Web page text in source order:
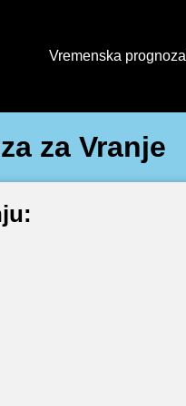
Vremenska prognoza
za Vranje